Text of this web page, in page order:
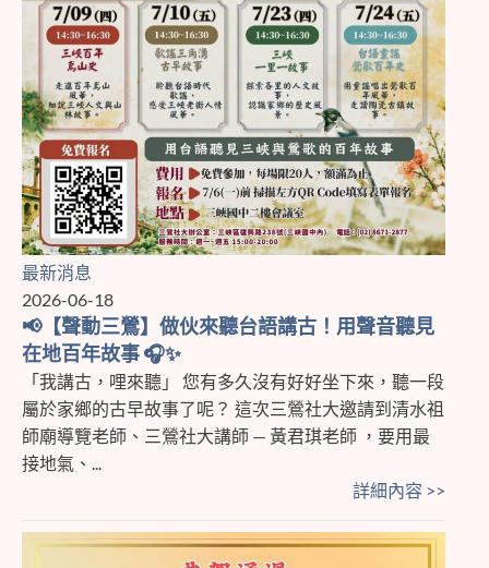
最新消息
2026-06-18
📢【聲動三鶯】做伙來聽台語講古！用聲音聽見
在地百年故事 🎧✨
「我講古，哩來聽」 您有多久沒有好好坐下來，聽一段
屬於家鄉的古早故事了呢？ 這次三鶯社大邀請到清水祖
師廟導覽老師、三鶯社大講師 — 黃君琪老師 ，要用最
接地氣、...
詳細內容 >>